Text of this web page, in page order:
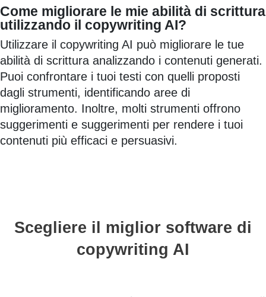
Come migliorare le mie abilità di scrittura
utilizzando il copywriting AI?
Utilizzare il copywriting AI può migliorare le tue
abilità di scrittura analizzando i contenuti generati.
Puoi confrontare i tuoi testi con quelli proposti
dagli strumenti, identificando aree di
miglioramento. Inoltre, molti strumenti offrono
suggerimenti e suggerimenti per rendere i tuoi
contenuti più efficaci e persuasivi.
Scegliere il miglior software di
copywriting AI